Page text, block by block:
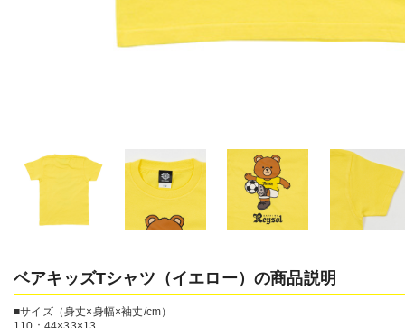
ベアキッズTシャツ（イエロー）の商品説明
■サイズ（身丈×身幅×袖丈/cm）